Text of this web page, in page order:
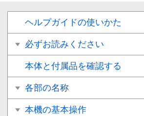
ヘルプガイドの使いかた
必ずお読みください
本体と付属品を確認する
各部の名称
本機の基本操作